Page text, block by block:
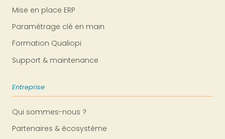
Mise en place ERP
Paramétrage clé en main
Formation Qualiopi
Support & maintenance
Entreprise
Qui sommes-nous ?
Partenaires & écosystème